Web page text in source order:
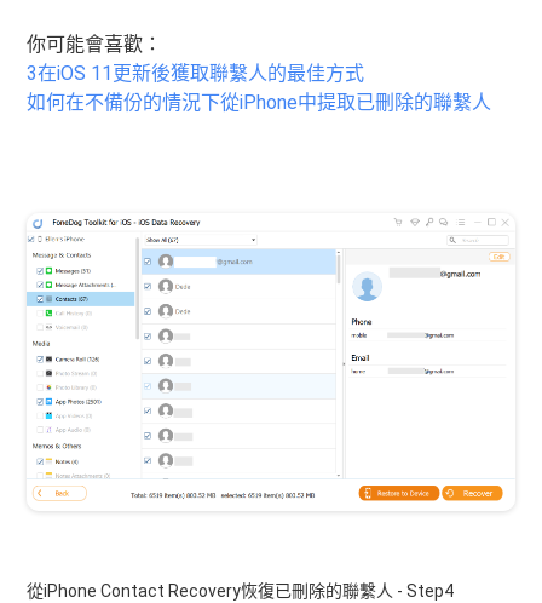
你可能會喜歡：
3在iOS 11更新後獲取聯繫人的最佳方式
如何在不備份的情況下從iPhone中提取已刪除的聯繫人
從iPhone Contact Recovery恢復已刪除的聯繫人 - Step4